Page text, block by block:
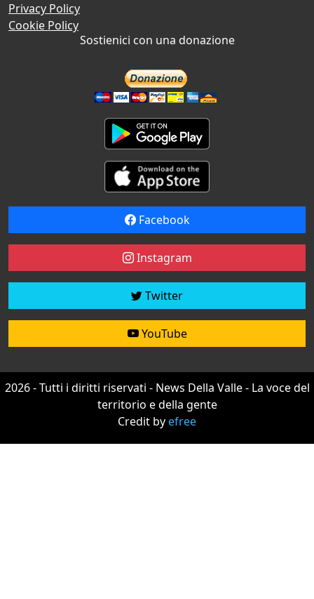
Privacy Policy
Cookie Policy
Sostienici con una donazione
Facebook
Instagram
Twitter
YouTube
2026 - Tutti i diritti riservati - News Della Valle - La voce del
territorio e della gente
Credit byefree